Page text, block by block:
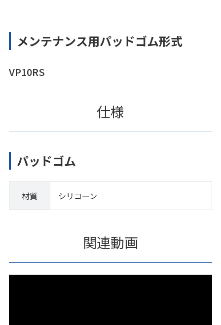
メンテナンス用パッドゴム形式
VP10RS
仕様
パッドゴム
材質 シリコーン
関連動画